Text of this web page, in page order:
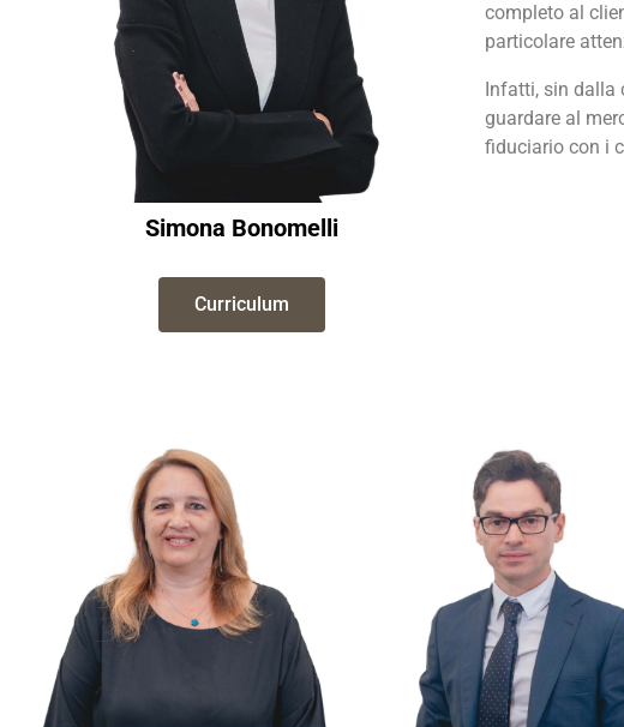
Simona Bonomelli
Curriculum
completo al
particolare
Infatti, sin dalla
guardare al
fiduciario con i